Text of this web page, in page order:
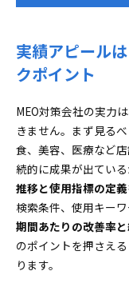
実績アピール
クポイント
MEO対策会社の実力
きません。まず見るべ
食、美容、医療など
続的に成果が出てい
推移と使用指標の定義
検索条件、使用キー
期間あたりの改善率
のポイントを押さえ
ります。